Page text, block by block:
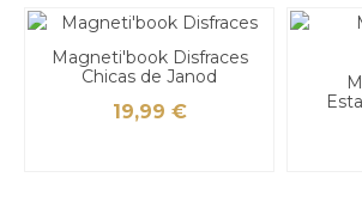
Magneti'book Disfraces
Chicas de Janod
19,99 €